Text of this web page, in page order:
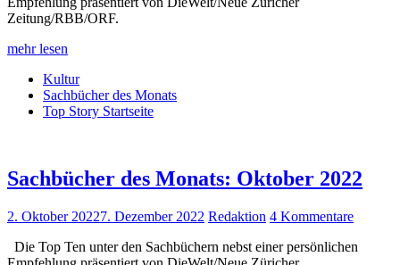
Zeitung/RBB/ORF.
mehr lesen
Kultur
Sachbücher des Monats
Top Story Startseite
Sachbücher des Monats: Oktober 2022
2. Oktober 20227. Dezember 2022 Redaktion 4 Kommentare
Die Top Ten unter den Sachbüchern nebst einer persönlichen